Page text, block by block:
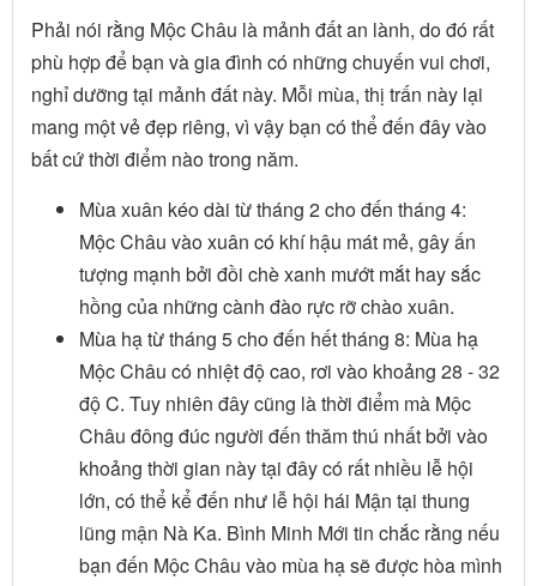
Phải nói rằng Mộc Châu là mảnh đất an lành, do đó rất
phù hợp để bạn và gia đình có những chuyến vui chơi,
nghỉ dưỡng tại mảnh đất này. Mỗi mùa, thị trấn này lại
mang một vẻ đẹp riêng, vì vậy bạn có thể đến đây vào
bất cứ thời điểm nào trong năm.
Mùa xuân kéo dài từ tháng 2 cho đến tháng 4:
Mộc Châu vào xuân có khí hậu mát mẻ, gây ấn
tượng mạnh bởi đồi chè xanh mướt mắt hay sắc
hồng của những cành đào rực rỡ chào xuân.
Mùa hạ từ tháng 5 cho đến hết tháng 8: Mùa hạ
Mộc Châu có nhiệt độ cao, rơi vào khoảng 28 - 32
độ C. Tuy nhiên đây cũng là thời điểm mà Mộc
Châu đông đúc người đến thăm thú nhất bởi vào
khoảng thời gian này tại đây có rất nhiều lễ hội
lớn, có thể kể đến như lễ hội hái Mận tại thung
lũng mận Nà Ka. Bình Minh Mới tin chắc rằng nếu
bạn đến Mộc Châu vào mùa hạ sẽ được hòa mình